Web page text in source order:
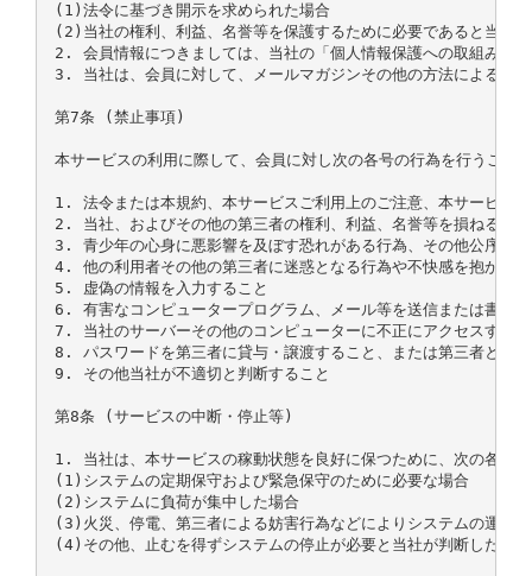
(1)法令に基づき開示を求められた場合
(2)当社の権利、利益、名誉等を保護するために必要であると当社
2. 会員情報につきましては、当社の「個人情報保護への取組み」
3. 当社は、会員に対して、メールマガジンその他の方法による情
第7条 (禁止事項)
本サービスの利用に際して、会員に対し次の各号の行為を行うこと
1. 法令または本規約、本サービスご利用上のご注意、本サービス
2. 当社、およびその他の第三者の権利、利益、名誉等を損ねること
3. 青少年の心身に悪影響を及ぼす恐れがある行為、その他公序良
4. 他の利用者その他の第三者に迷惑となる行為や不快感を抱かせ
5. 虚偽の情報を入力すること
6. 有害なコンピュータープログラム、メール等を送信または書き
7. 当社のサーバーその他のコンピューターに不正にアクセスする
8. パスワードを第三者に貸与・譲渡すること、または第三者と共
9. その他当社が不適切と判断すること
第8条 (サービスの中断・停止等)
1. 当社は、本サービスの稼動状態を良好に保つために、次の各号
(1)システムの定期保守および緊急保守のために必要な場合
(2)システムに負荷が集中した場合
(3)火災、停電、第三者による妨害行為などによりシステムの運用
(4)その他、止むを得ずシステムの停止が必要と当社が判断した場合